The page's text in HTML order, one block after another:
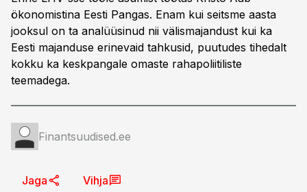
ökonomistina Eesti Pangas. Enam kui seitsme aasta
jooksul on ta analüüsinud nii välismajandust kui ka
Eesti majanduse erinevaid tahkusid, puutudes tihedalt
kokku ka keskpangale omaste rahapoliitiliste
teemadega.
Finantsuudised.ee
Jaga Vihja